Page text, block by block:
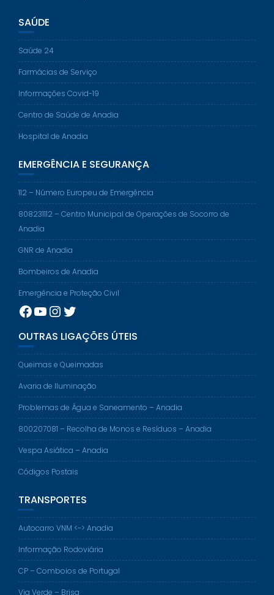
SAÚDE
Saúde 24
Farmácias de Serviço
Informações Covid-19
Centro de Saúde de Anadia
Hospital de Anadia
EMERGÊNCIA E SEGURANÇA
112 – Número Europeu de Emergência
808231112 – Centro Municipal de Operações de Socorro de
Anadia
GNR de Anadia
Bombeiros de Anadia
Emergência e Proteção Civil
Facebook
YouTube
Instagram
Twitter
OUTRAS LIGAÇÕES ÚTEIS
Queimas e Queimadas
Avaria de Iluminação
Problemas de Água e Saneamento – Anadia
800207081 – Recolha de Monos e Resíduos – Anadia
Vespa Asiática – Anadia
Códigos Postais
TRANSPORTES
Autocarro VNM <-> Anadia
Informação Rodoviária
CP – Comboios de Portugal
Via Verde – Brisa